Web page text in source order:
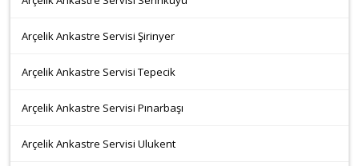
Arçelik Ankastre Servisi Şirinyer
Arçelik Ankastre Servisi Tepecik
Arçelik Ankastre Servisi Pınarbaşı
Arçelik Ankastre Servisi Ulukent